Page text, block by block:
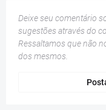
Deixe seu comentário
sugestões através do
Ressaltamos que não
dos mesmos.